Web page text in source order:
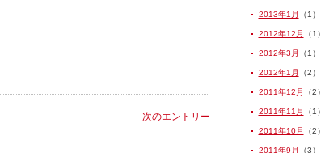
次のエントリー
2013年1月 （1）
2012年12月 （1）
2012年3月 （1）
2012年1月 （2）
2011年12月 （2）
2011年11月 （1）
2011年10月 （2）
2011年9月 （3）